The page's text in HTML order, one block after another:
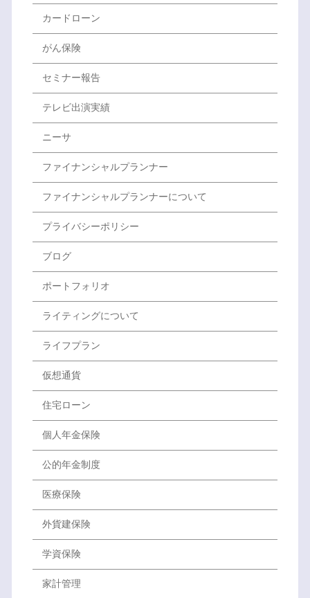
カードローン
がん保険
セミナー報告
テレビ出演実績
ニーサ
ファイナンシャルプランナー
ファイナンシャルプランナーについて
プライバシーポリシー
ブログ
ポートフォリオ
ライティングについて
ライフプラン
仮想通貨
住宅ローン
個人年金保険
公的年金制度
医療保険
外貨建保険
学資保険
家計管理